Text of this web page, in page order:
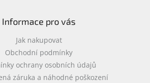
i
s
u
Informace pro vás
Jak nakupovat
Obchodní podmínky
ochrany osobních údajů
záruka a náhodné poškození